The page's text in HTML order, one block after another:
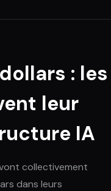
: les
leur
IA
collectivement
dans leurs